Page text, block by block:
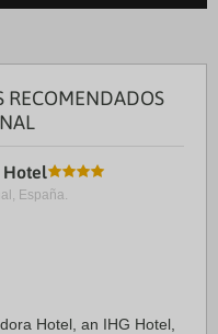
RECOMENDADOS
Hotel
España.
Hotel, an IHG Hotel,